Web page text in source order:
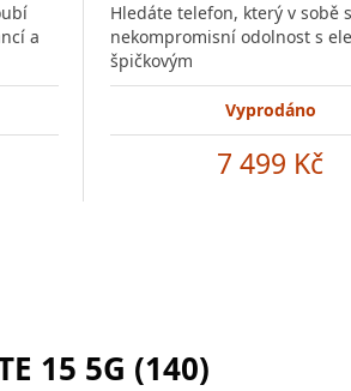
a
Hledáte telefon, který v sobě
nekompromisní odolnost s
špičkovým
Vyprodáno
7 499 Kč
15 5G (140)